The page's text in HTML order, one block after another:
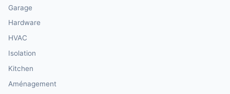
Garage
Hardware
HVAC
Isolation
Kitchen
Aménagement